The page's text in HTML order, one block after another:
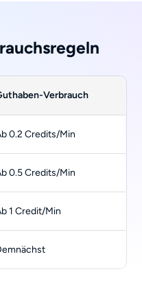
Verbrauch
0.2 Credits/Min
0.5 Credits/Min
1 Credit/Min